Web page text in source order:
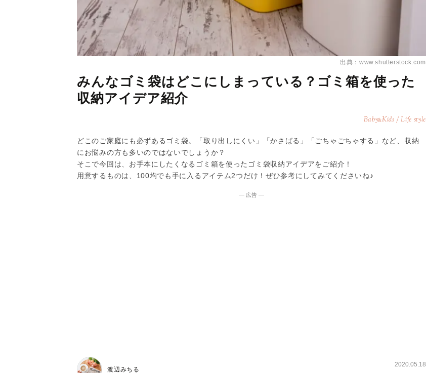
出典：www.shutterstock.com
みんなゴミ袋はどこにしまっている？ゴミ箱を使った
収納アイデア紹介
Baby&Kids / Life style
どこのご家庭にも必ずあるゴミ袋。「取り出しにくい」「かさばる」「ごちゃごちゃする」など、収納
にお悩みの方も多いのではないでしょうか？
そこで今回は、お手本にしたくなるゴミ箱を使ったゴミ袋収納アイデアをご紹介！
用意するものは、100均でも手に入るアイテム2つだけ！ぜひ参考にしてみてくださいね♪
― 広告 ―
渡辺みちる
2020.05.18